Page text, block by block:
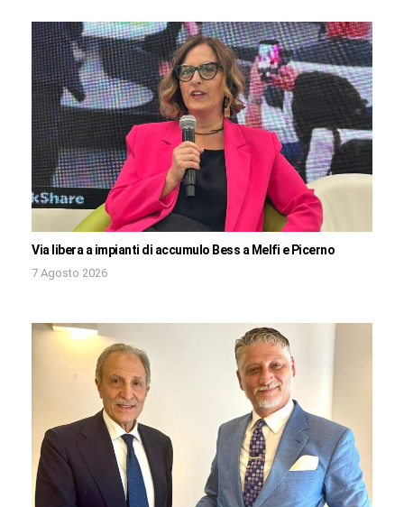
Via libera a impianti di accumulo Bess a Melfi e Picerno
7 Agosto 2026